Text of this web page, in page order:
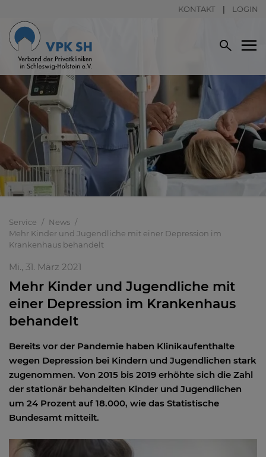
KONTAKT LOGIN
Service
News
Mehr Kinder und Jugendliche mit einer Depression im
Krankenhaus behandelt
Mi., 31. März 2021
Mehr Kinder und Jugendliche mit
einer Depression im Krankenhaus
behandelt
Bereits vor der Pandemie haben Klinikaufenthalte
wegen Depression bei Kindern und Jugendlichen stark
zugenommen. Von 2015 bis 2019 erhöhte sich die Zahl
der stationär behandelten Kinder und Jugendlichen
um 24 Prozent auf 18.000, wie das Statistische
Bundesamt mitteilt.